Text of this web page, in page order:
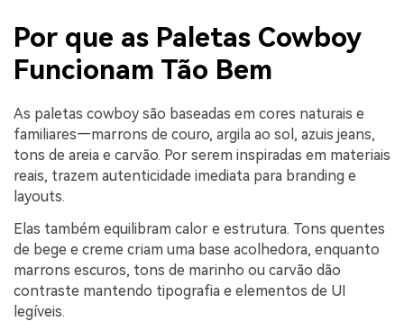
Por que as Paletas Cowboy
Funcionam Tão Bem
As paletas cowboy são baseadas em cores naturais e
familiares—marrons de couro, argila ao sol, azuis jeans,
tons de areia e carvão. Por serem inspiradas em materiais
reais, trazem autenticidade imediata para branding e
layouts.
Elas também equilibram calor e estrutura. Tons quentes
de bege e creme criam uma base acolhedora, enquanto
marrons escuros, tons de marinho ou carvão dão
contraste mantendo tipografia e elementos de UI
legíveis.